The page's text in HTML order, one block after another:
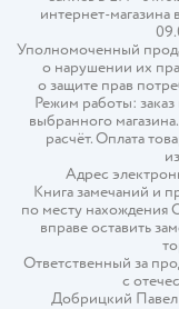
интернет-магазина
Уполномоченный
о нарушении их
о защите прав
Режим работы:
выбранного
расчёт. Оплата
Адрес
Книга замечаний и
по месту
вправе оставить
Ответственный за
с
Добрицкий Павел